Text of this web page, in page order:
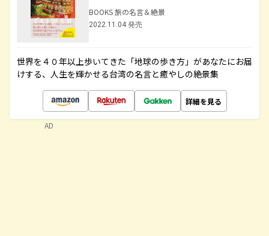
BOOKS 旅の名言＆絶景
2022.11.04 発売
世界を４０年以上歩いてきた「地球の歩き方」があなたにお届
けする、人生を輝かせる台湾の名言と癒やしの絶景集
詳細を見る
AD